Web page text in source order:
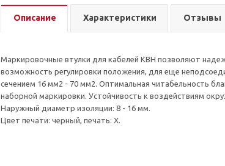
Описание Характеристики Отзывы
Маркировочные втулки для кабелей KBH позволяют
возможность регулировки положения, для еще
сечением 16 мм2 - 70 мм2. Оптимальная читабельность
наборной маркировки. Устойчивость к воздействиям
Наружный диаметр изоляции: 8 - 16 мм.
Цвет печати: черный, печать: X.